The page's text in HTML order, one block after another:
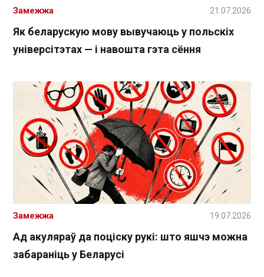
Як беларускую мову вывучаюць у польскіх
універсітэтах — і навошта гэта сёння
Замежжа 21.07.2026
Ад акуляраў да поціску рукі: што яшчэ можна
забараніць у Беларусі
Замежжа 19.07.2026